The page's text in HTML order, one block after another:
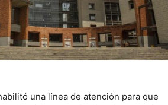
una línea de atención para que